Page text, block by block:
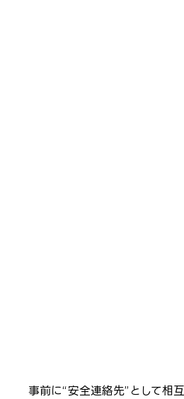
事前に“安全連絡先”として相